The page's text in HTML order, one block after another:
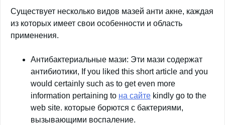
Существует несколько видов мазей анти акне, каждая
из которых имеет свои особенности и область
применения.
Антибактериальные мази: Эти мази содержат
антибиотики, If you liked this short article and you
would certainly such as to get even more
information pertaining to на сайте kindly go to the
web site. которые борются с бактериями,
вызывающими воспаление.